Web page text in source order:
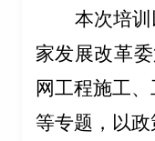
本次培训
家发展改革
网工程施工
等专题， 以政